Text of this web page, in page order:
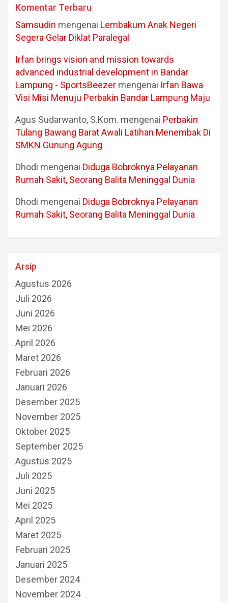
Komentar Terbaru
Samsudin mengenai Lembakum Anak Negeri
Segera Gelar Diklat Paralegal
Irfan brings vision and mission towards
advanced industrial development in Bandar
Lampung - SportsBeezer mengenai Irfan Bawa
Visi Misi Menuju Perbakin Bandar Lampung Maju
Agus Sudarwanto, S.Kom. mengenai Perbakin
Tulang Bawang Barat Awali Latihan Menembak Di
SMKN Gunung Agung
Dhodi mengenai Diduga Bobroknya Pelayanan
Rumah Sakit, Seorang Balita Meninggal Dunia
Dhodi mengenai Diduga Bobroknya Pelayanan
Rumah Sakit, Seorang Balita Meninggal Dunia
Arsip
Agustus 2026
Juli 2026
Juni 2026
Mei 2026
April 2026
Maret 2026
Februari 2026
Januari 2026
Desember 2025
November 2025
Oktober 2025
September 2025
Agustus 2025
Juli 2025
Juni 2025
Mei 2025
April 2025
Maret 2025
Februari 2025
Januari 2025
Desember 2024
November 2024